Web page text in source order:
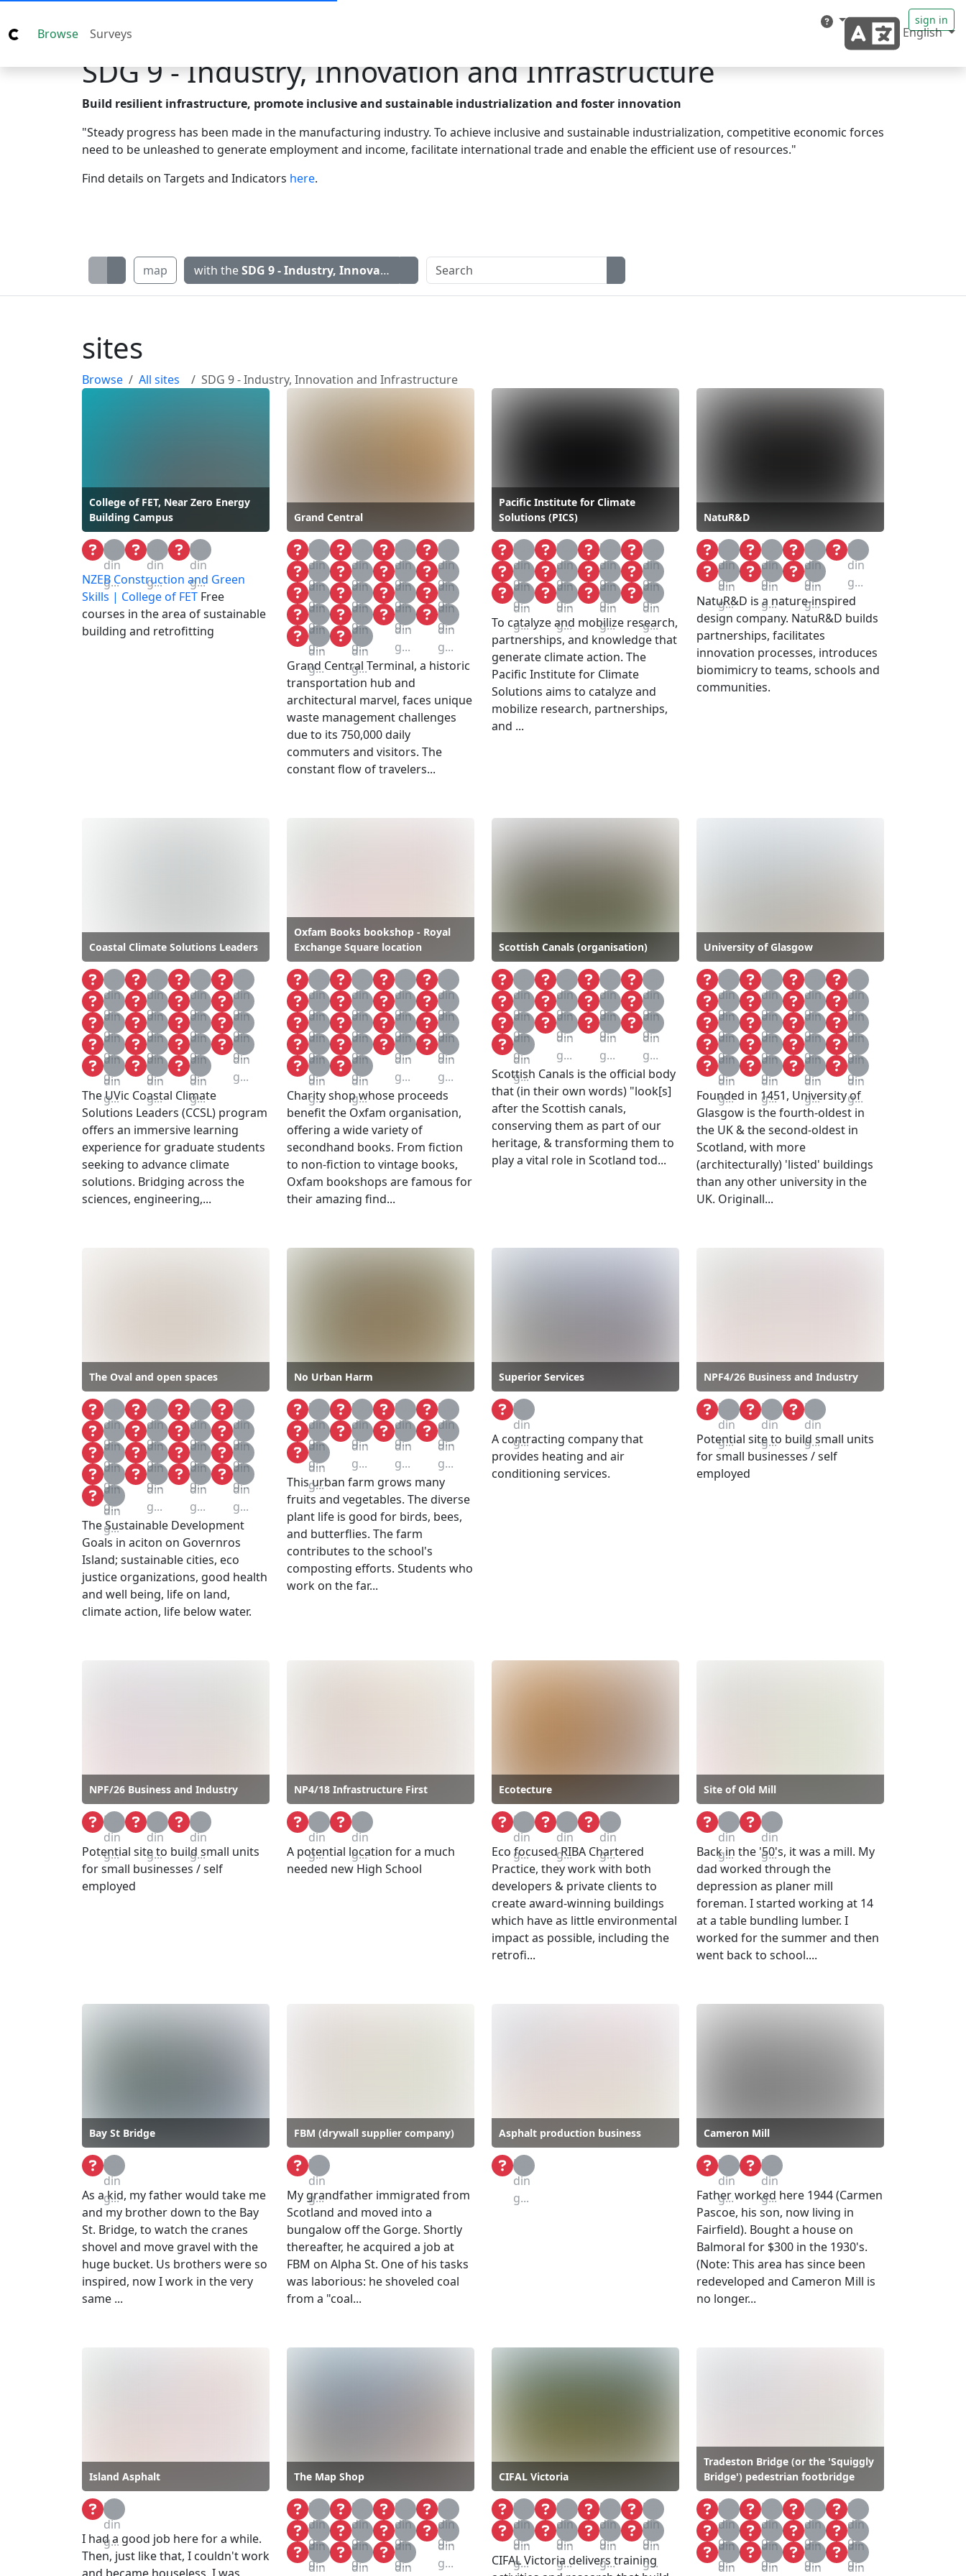
Browse Surveys English
sign in
SDG 9 - Industry, Innovation and Infrastructure
Build resilient infrastructure, promote inclusive and sustainable industrialization and foster innovation
"Steady progress has been made in the manufacturing industry. To achieve inclusive and sustainable industrialization, competitive economic forces
need to be unleashed to generate employment and income, facilitate international trade and enable the efficient use of resources."
Find details on Targets and Indicators here.
map with theSDG 9 - Industry, Innovation and Infrastructure
sites
Browse All sites SDG 9 - Industry, Innovation and Infrastructure
College of FET, Near Zero Energy
Building Campus
Loa
din
g...
Loa
din
g...
Loa
din
g...
NZEB Construction and Green
Skills | College of FET Free
courses in the area of sustainable
building and retrofitting
Grand Central
Loa
din
g...
Loa
din
g...
Loa
din
g...
Loa
din
g...
Loa
din
g...
Loa
din
g...
Loa
din
g...
Loa
din
g...
Loa
din
g...
Loa
din
g...
Loa
din
g...
Loa
din
g...
Loa
din
g...
Loa
din
g...
Loa
din
g...
Loa
din
g...
Loa
din
g...
Loa
din
g...
Grand Central Terminal, a historic
transportation hub and
architectural marvel, faces unique
waste management challenges
due to its 750,000 daily
commuters and visitors. The
constant flow of travelers...
Pacific Institute for Climate
Solutions (PICS)
Loa
din
g...
Loa
din
g...
Loa
din
g...
Loa
din
g...
Loa
din
g...
Loa
din
g...
Loa
din
g...
Loa
din
g...
Loa
din
g...
Loa
din
g...
Loa
din
g...
Loa
din
g...
To catalyze and mobilize research,
partnerships, and knowledge that
generate climate action. The
Pacific Institute for Climate
Solutions aims to catalyze and
mobilize research, partnerships,
and ...
NatuR&D
Loa
din
g...
Loa
din
g...
Loa
din
g...
Loa
din
g...
Loa
din
g...
Loa
din
g...
Loa
din
g...
NatuR&D is a nature-inspired
design company. NatuR&D builds
partnerships, facilitates
innovation processes, introduces
biomimicry to teams, schools and
communities.
Coastal Climate Solutions Leaders
Loa
din
g...
Loa
din
g...
Loa
din
g...
Loa
din
g...
Loa
din
g...
Loa
din
g...
Loa
din
g...
Loa
din
g...
Loa
din
g...
Loa
din
g...
Loa
din
g...
Loa
din
g...
Loa
din
g...
Loa
din
g...
Loa
din
g...
Loa
din
g...
Loa
din
g...
Loa
din
g...
Loa
din
g...
The UVic Coastal Climate
Solutions Leaders (CCSL) program
offers an immersive learning
experience for graduate students
seeking to advance climate
solutions. Bridging across the
sciences, engineering,...
Oxfam Books bookshop - Royal
Exchange Square location
Loa
din
g...
Loa
din
g...
Loa
din
g...
Loa
din
g...
Loa
din
g...
Loa
din
g...
Loa
din
g...
Loa
din
g...
Loa
din
g...
Loa
din
g...
Loa
din
g...
Loa
din
g...
Loa
din
g...
Loa
din
g...
Loa
din
g...
Loa
din
g...
Loa
din
g...
Loa
din
g...
Charity shop whose proceeds
benefit the Oxfam organisation,
offering a wide variety of
secondhand books. From fiction
to non-fiction to vintage books,
Oxfam bookshops are famous for
their amazing find...
Scottish Canals (organisation)
Loa
din
g...
Loa
din
g...
Loa
din
g...
Loa
din
g...
Loa
din
g...
Loa
din
g...
Loa
din
g...
Loa
din
g...
Loa
din
g...
Loa
din
g...
Loa
din
g...
Loa
din
g...
Loa
din
g...
Scottish Canals is the official body
that (in their own words) "look[s]
after the Scottish canals,
conserving them as part of our
heritage, & transforming them to
play a vital role in Scotland tod...
University of Glasgow
Loa
din
g...
Loa
din
g...
Loa
din
g...
Loa
din
g...
Loa
din
g...
Loa
din
g...
Loa
din
g...
Loa
din
g...
Loa
din
g...
Loa
din
g...
Loa
din
g...
Loa
din
g...
Loa
din
g...
Loa
din
g...
Loa
din
g...
Loa
din
g...
Loa
din
g...
Loa
din
g...
Loa
din
g...
Loa
din
g...
Founded in 1451, University of
Glasgow is the fourth-oldest in
the UK & the second-oldest in
Scotland, with more
(architecturally) 'listed' buildings
than any other university in the
UK. Originall...
The Oval and open spaces
Loa
din
g...
Loa
din
g...
Loa
din
g...
Loa
din
g...
Loa
din
g...
Loa
din
g...
Loa
din
g...
Loa
din
g...
Loa
din
g...
Loa
din
g...
Loa
din
g...
Loa
din
g...
Loa
din
g...
Loa
din
g...
Loa
din
g...
Loa
din
g...
Loa
din
g...
The Sustainable Development
Goals in aciton on Governros
Island; sustainable cities, eco
justice organizations, good health
and well being, life on land,
climate action, life below water.
No Urban Harm
Loa
din
g...
Loa
din
g...
Loa
din
g...
Loa
din
g...
Loa
din
g...
Loa
din
g...
Loa
din
g...
Loa
din
g...
Loa
din
g...
This urban farm grows many
fruits and vegetables. The diverse
plant life is good for birds, bees,
and butterflies. The farm
contributes to the school's
composting efforts. Students who
work on the far...
Superior Services
Loa
din
g...
A contracting company that
provides heating and air
conditioning services.
NPF4/26 Business and Industry
Loa
din
g...
Loa
din
g...
Loa
din
g...
Potential site to build small units
for small businesses / self
employed
NPF/26 Business and Industry
Loa
din
g...
Loa
din
g...
Loa
din
g...
Potential site to build small units
for small businesses / self
employed
NP4/18 Infrastructure First
Loa
din
g...
Loa
din
g...
A potential location for a much
needed new High School
Ecotecture
Loa
din
g...
Loa
din
g...
Loa
din
g...
Eco focused RIBA Chartered
Practice, they work with both
developers & private clients to
create award-winning buildings
which have as little environmental
impact as possible, including the
retrofi...
Site of Old Mill
Loa
din
g...
Loa
din
g...
Back in the '50's, it was a mill. My
dad worked through the
depression as planer mill
foreman. I started working at 14
at a table bundling lumber. I
worked for the summer and then
went back to school....
Bay St Bridge
Loa
din
g...
As a kid, my father would take me
and my brother down to the Bay
St. Bridge, to watch the cranes
shovel and move gravel with the
huge bucket. Us brothers were so
inspired, now I work in the very
same ...
FBM (drywall supplier company)
Loa
din
g...
My grandfather immigrated from
Scotland and moved into a
bungalow off the Gorge. Shortly
thereafter, he acquired a job at
FBM on Alpha St. One of his tasks
was laborious: he shoveled coal
from a "coal...
Asphalt production business
Loa
din
g...
Cameron Mill
Loa
din
g...
Loa
din
g...
Father worked here 1944 (Carmen
Pascoe, his son, now living in
Fairfield). Bought a house on
Balmoral for $300 in the 1930's.
(Note: This area has since been
redeveloped and Cameron Mill is
no longer...
Island Asphalt
Loa
din
g...
I had a good job here for a while.
Then, just like that, I couldn't work
and became houseless. I was
The Map Shop
Loa
din
g...
Loa
din
g...
Loa
din
g...
Loa
din
g...
Loa
din
g...
Loa
din
g...
Loa
din
g...
Loa
din
g...
Loa
din
Loa
din
Loa
din
CIFAL Victoria
Loa
din
g...
Loa
din
g...
Loa
din
g...
Loa
din
g...
Loa
din
g...
Loa
din
g...
Loa
din
g...
Loa
din
g...
CIFAL Victoria delivers training
Tradeston Bridge (or the 'Squiggly
Bridge') pedestrian footbridge
Loa
din
g...
Loa
din
g...
Loa
din
g...
Loa
din
g...
Loa
din
g...
Loa
din
g...
Loa
din
g...
Loa
din
g...
Loa
din
Loa
din
Loa
din
Loa
din